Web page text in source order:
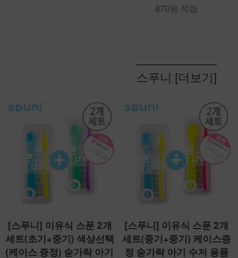
870원 적립
스푸니 [더보기]
[스푸니] 이유식 스푼 2개
세트(초기+중기) 색상선택
(케이스 증정) 숟가락 아기
[스푸니] 이유식 스푼 2개
세트(중기+중기) 케이스증
정 숟가락 아기 수저 용품